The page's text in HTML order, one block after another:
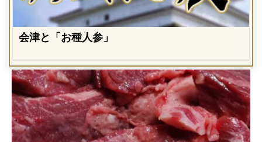
会津と「お種人参」